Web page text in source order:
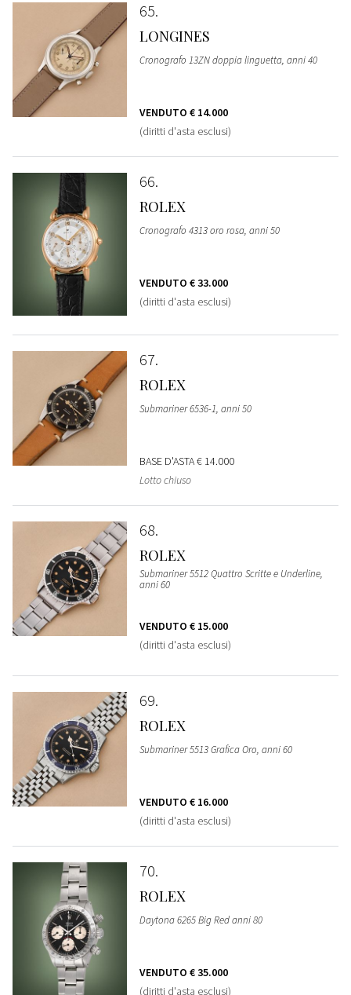
65
LONGINES
Cronografo 13ZN doppia linguetta, anni 40
VENDUTO € 14.000
(diritti d'asta esclusi)
66
ROLEX
Cronografo 4313 oro rosa, anni 50
VENDUTO € 33.000
(diritti d'asta esclusi)
67
ROLEX
Submariner 6536-1, anni 50
BASE D'ASTA€ 14.000
Lotto chiuso
68
ROLEX
Submariner 5512 Quattro Scritte e Underline,
anni 60
VENDUTO € 15.000
(diritti d'asta esclusi)
69
ROLEX
Submariner 5513 Grafica Oro, anni 60
VENDUTO € 16.000
(diritti d'asta esclusi)
70
ROLEX
Daytona 6265 Big Red anni 80
VENDUTO € 35.000
(diritti d'asta esclusi)